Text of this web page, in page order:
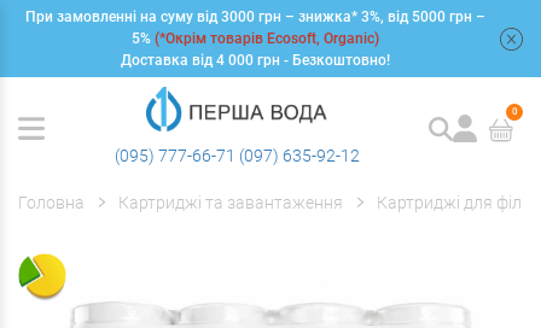
При замовленні на суму від 3000 грн – знижка* 3%, від 5000 грн –
5% (*Окрім товарів Ecosoft, Organic)
Доставка від 4 000 грн - Безкоштовно!
(095) 777-66-71 (097) 635-92-12
0
Головна Картриджі та завантаження Картриджі для